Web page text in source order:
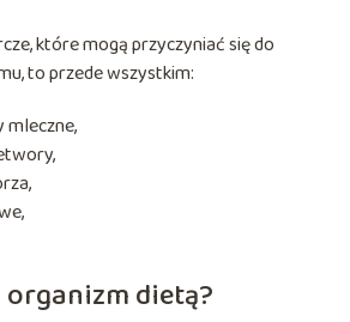
które mogą przyczyniać się do
to przede wszystkim:
dietą?